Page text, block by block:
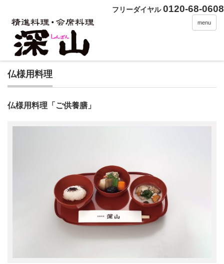
フリーダイヤル0120-68-0608
menu
仏様用料理
仏様用料理「ご供養膳」